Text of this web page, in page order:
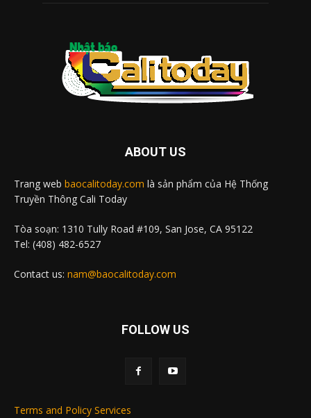
ABOUT US
Trang web baocalitoday.com là sản phẩm của Hệ Thống
Truyền Thông Cali Today
Tòa soạn: 1310 Tully Road #109, San Jose, CA 95122
Tel: (408) 482-6527
Contact us: nam@baocalitoday.com
FOLLOW US
Terms and Policy Services